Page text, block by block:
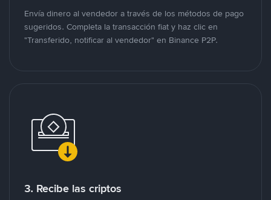
Envía dinero al vendedor a través de los métodos de pago
sugeridos. Completa la transacción fiat y haz clic en
"Transferido, notificar al vendedor" en Binance P2P.
3. Recibe las criptos